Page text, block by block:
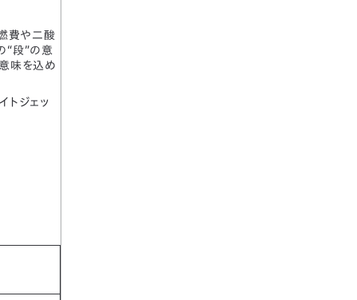
費や二酸
“段”の意
味を込め
トジェッ